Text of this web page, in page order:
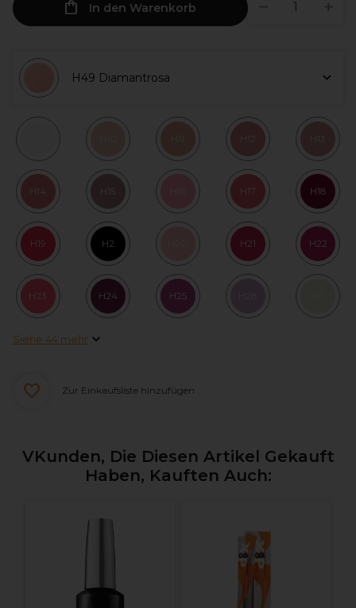
In den Warenkorb
H49 Diamantrosa
H11 H12
H14 H15 H17 H18
H19 H2 H21 H22
H23 H24 H25
Siehe 44 mehr
Zur Einkaufsliste hinzufügen
VKunden, Die Diesen Artikel Gekauft
Haben, Kauften Auch: